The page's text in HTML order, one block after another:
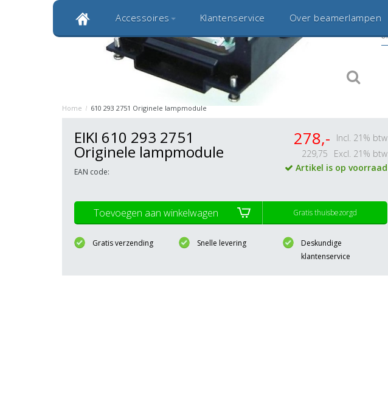
Klantbeoordeling 9,0
Bekijk alle 1000+ reviews
Accessoires Klantenservice Over beamerlampen
Originele kwaliteitsproducten 20 jaar betrouwbaar en ervaren
Home / 610 293 2751 Originele lampmodule
EIKI 610 293 2751
Originele lampmodule
EAN code:
278,-
Incl. 21% btw
229,75
Excl. 21% btw
Artikel is op voorraad
Toevoegen aan winkelwagen Gratis thuisbezorgd
Gratis verzending Snelle levering
Deskundige
klantenservice